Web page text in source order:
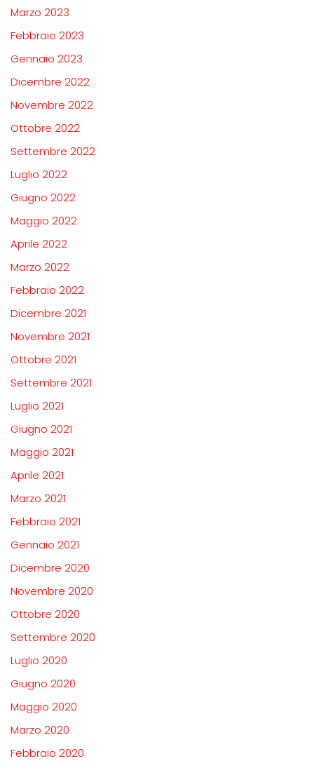
Marzo 2023
Febbraio 2023
Gennaio 2023
Dicembre 2022
Novembre 2022
Ottobre 2022
Settembre 2022
Luglio 2022
Giugno 2022
Maggio 2022
Aprile 2022
Marzo 2022
Febbraio 2022
Dicembre 2021
Novembre 2021
Ottobre 2021
Settembre 2021
Luglio 2021
Giugno 2021
Maggio 2021
Aprile 2021
Marzo 2021
Febbraio 2021
Gennaio 2021
Dicembre 2020
Novembre 2020
Ottobre 2020
Settembre 2020
Luglio 2020
Giugno 2020
Maggio 2020
Marzo 2020
Febbraio 2020